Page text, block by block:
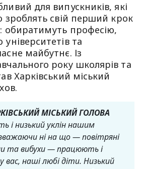
для випускників, які
зроблять свій перший крок
обиратимуть професію,
та
майбутнє. Із
року школярів та
Харківський міський
МІСЬКИЙ ГОЛОВА
і низький уклін нашим
ні на що — повітряні
та вибухи — працюють і
наші любі діти. Низький